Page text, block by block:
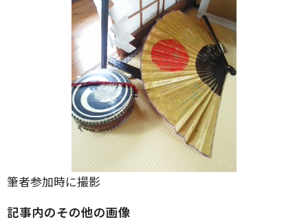
筆者参加時に撮影
記事内のその他の画像